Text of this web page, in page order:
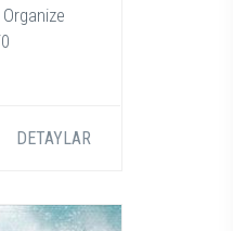
DETAYLAR